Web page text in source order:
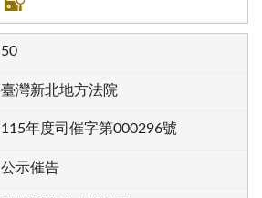
50
臺灣新北地方法院
115年度司催字第000296號
公示催告